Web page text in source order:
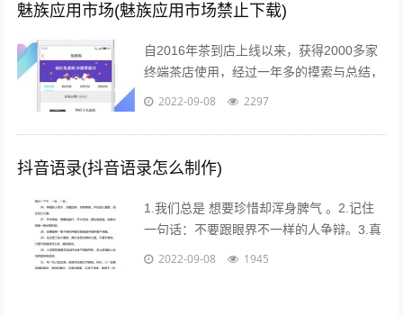
魅族应用市场(魅族应用市场禁止下载)
自2016年茶到店上线以来，获得2000多家
终端茶店使用，经过一年多的摸索与总结，
茶到店APP Beta2.0版本于2017年4月26日
2022-09-08 2297
抖音语录(抖音语录怎么制作)
1.我们总是 想要珍惜却浑身脾气 。2.记住
一句话：不要跟眼界不一样的人争辩。3.真
的不用时刻替别人着想，不是每个人都能把
2022-09-08 1945